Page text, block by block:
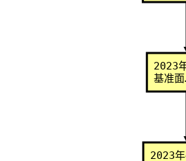
2023
基准
2023